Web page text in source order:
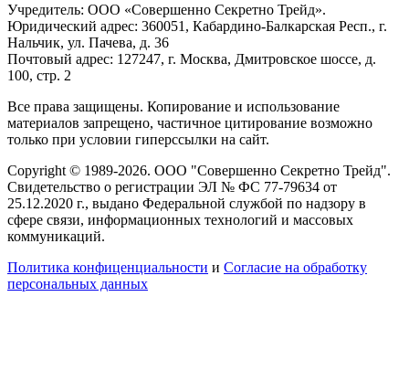
Учредитель: ООО «Совершенно Секретно Трейд».
Юридический адрес: 360051, Кабардино-Балкарская Респ., г.
Нальчик, ул. Пачева, д. 36
Почтовый адрес: 127247, г. Москва, Дмитровское шоссе, д.
100, стр. 2
Все права защищены. Копирование и использование
материалов запрещено, частичное цитирование возможно
только при условии гиперссылки на сайт.
Copyright © 1989-2026. ООО "Совершенно Секретно Трейд".
Свидетельство о регистрации ЭЛ № ФС 77-79634 от
25.12.2020 г., выдано Федеральной службой по надзору в
сфере связи, информационных технологий и массовых
коммуникаций.
Политика конфиценциальности и Согласие на обработку
персональных данных